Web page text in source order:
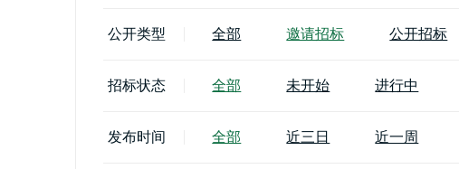
公开类型 全部 邀请招标 公开招标
招标状态 全部 未开始 进行中
发布时间 全部 近三日 近一周